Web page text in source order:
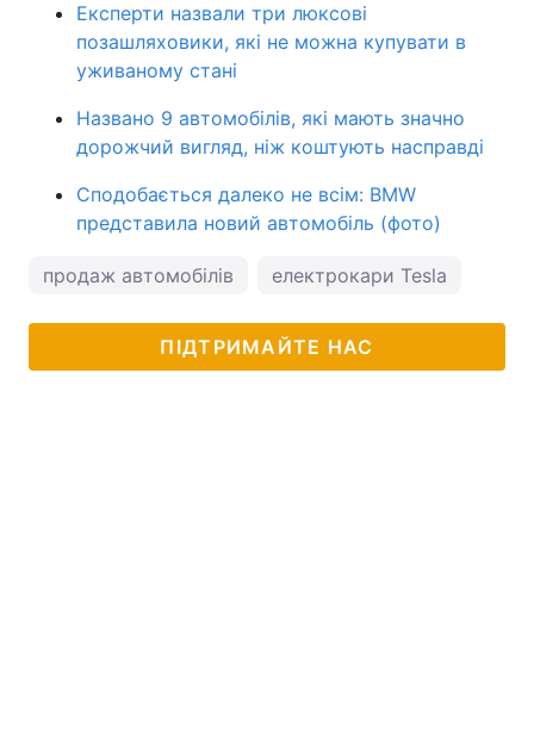
Експерти назвали три люксові
позашляховики, які не можна купувати в
уживаному стані
Названо 9 автомобілів, які мають значно
дорожчий вигляд, ніж коштують насправді
Сподобається далеко не всім: BMW
представила новий автомобіль (фото)
продаж автомобілів електрокари Tesla
ПІДТРИМАЙТЕ НАС